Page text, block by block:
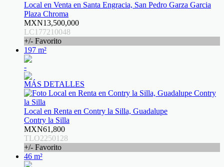
Local en Venta en Santa Engracia, San Pedro Garza Garcia
Plaza Chroma
MXN13,500,000
LC177210048
+/- Favorito
197 m²
-
MÁS DETALLES
Local en Renta en Contry la Silla, Guadalupe
Contry la Silla
MXN61,800
TLO2250128
+/- Favorito
46 m²